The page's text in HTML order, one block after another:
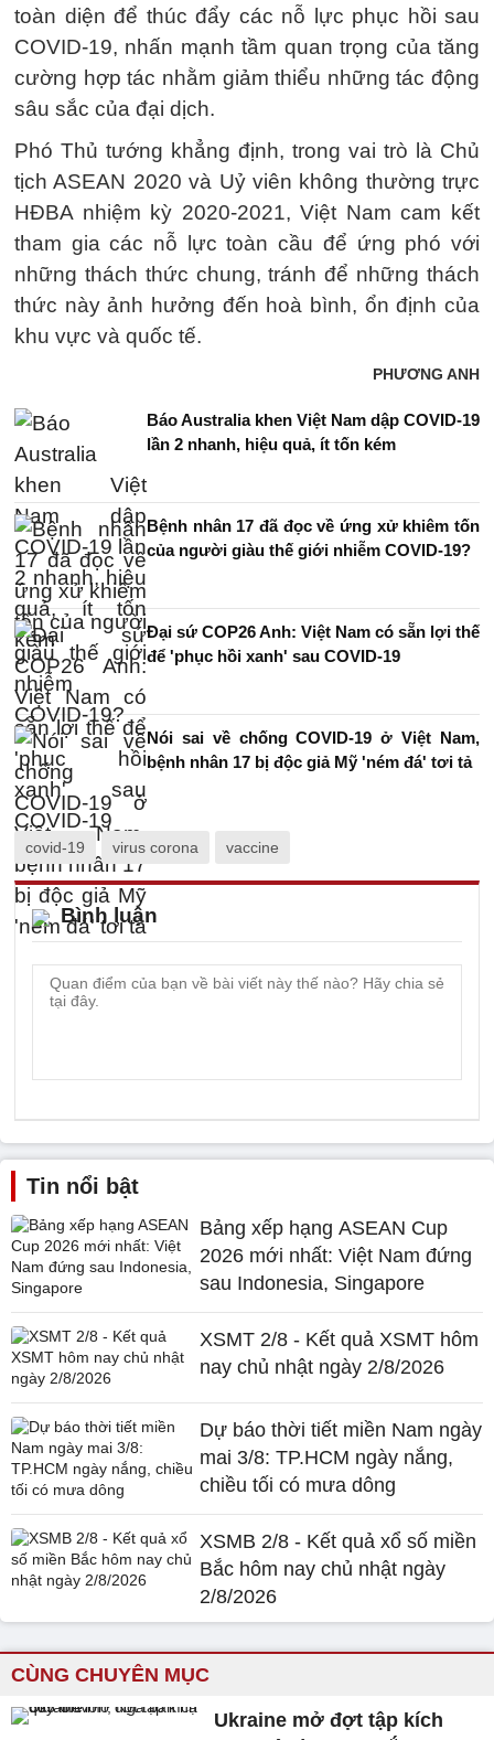
toàn diện để thúc đẩy các nỗ lực phục hồi sau
COVID-19, nhấn mạnh tầm quan trọng của tăng
cường hợp tác nhằm giảm thiểu những tác động
sâu sắc của đại dịch.
Phó Thủ tướng khẳng định, trong vai trò là Chủ
tịch ASEAN 2020 và Uỷ viên không thường trực
HĐBA nhiệm kỳ 2020-2021, Việt Nam cam kết
tham gia các nỗ lực toàn cầu để ứng phó với
những thách thức chung, tránh để những thách
thức này ảnh hưởng đến hoà bình, ổn định của
khu vực và quốc tế.
PHƯƠNG ANH
Báo Australia khen Việt Nam dập COVID-19
lần 2 nhanh, hiệu quả, ít tốn kém
Bệnh nhân 17 đã đọc về ứng xử khiêm tốn
của người giàu thế giới nhiễm COVID-19?
Đại sứ COP26 Anh: Việt Nam có sẵn lợi thế
để 'phục hồi xanh' sau COVID-19
Nói sai về chống COVID-19 ở Việt Nam,
bệnh nhân 17 bị độc giả Mỹ 'ném đá' tơi tả
covid-19 virus corona vaccine
Bình luận
Tin nổi bật
Bảng xếp hạng ASEAN Cup
2026 mới nhất: Việt Nam đứng
sau Indonesia, Singapore
XSMT 2/8 - Kết quả XSMT hôm
nay chủ nhật ngày 2/8/2026
Dự báo thời tiết miền Nam ngày
mai 3/8: TP.HCM ngày nắng,
chiều tối có mưa dông
XSMB 2/8 - Kết quả xổ số miền
Bắc hôm nay chủ nhật ngày
2/8/2026
CÙNG CHUYÊN MỤC
Ukraine mở đợt tập kích